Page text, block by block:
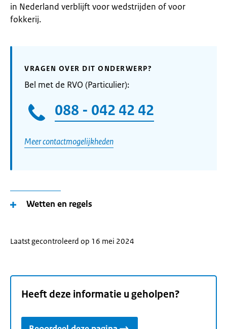
in Nederland verblijft voor wedstrijden of voor
fokkerij.
VRAGEN OVER DIT ONDERWERP?
Bel met de RVO (Particulier):
088 - 042 42 42
Meer contactmogelijkheden
Wetten en regels
Laatst gecontroleerd op 16 mei 2024
Heeft deze informatie u geholpen?